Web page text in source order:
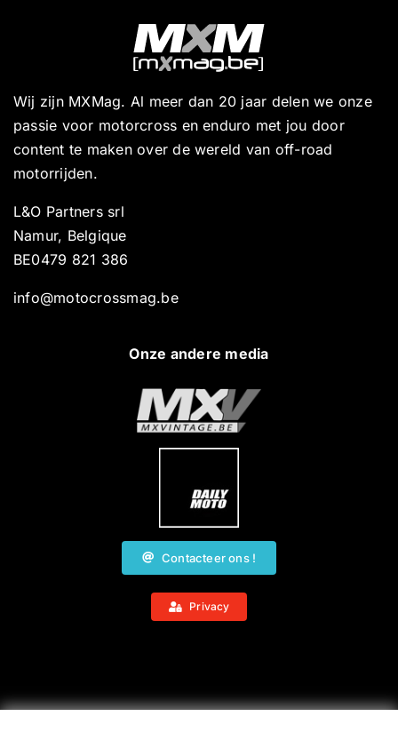
Wij zijn MXMag. Al meer dan 20 jaar delen we onze
passie voor motorcross en enduro met jou door
content te maken over de wereld van off-road
motorrijden.
L&O Partners srl
Namur, Belgique
BE0479 821 386
info@motocrossmag.be
Onze andere media
Contacteer ons !
Privacy